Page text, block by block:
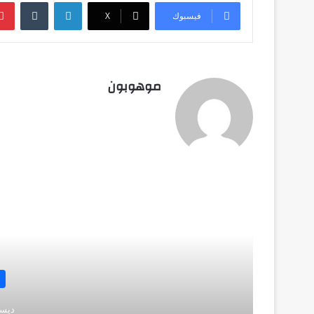
فيسبوك ‫X
موهوبون
ديسمبر